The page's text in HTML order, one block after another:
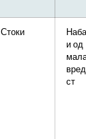
Стоки
и од
ст